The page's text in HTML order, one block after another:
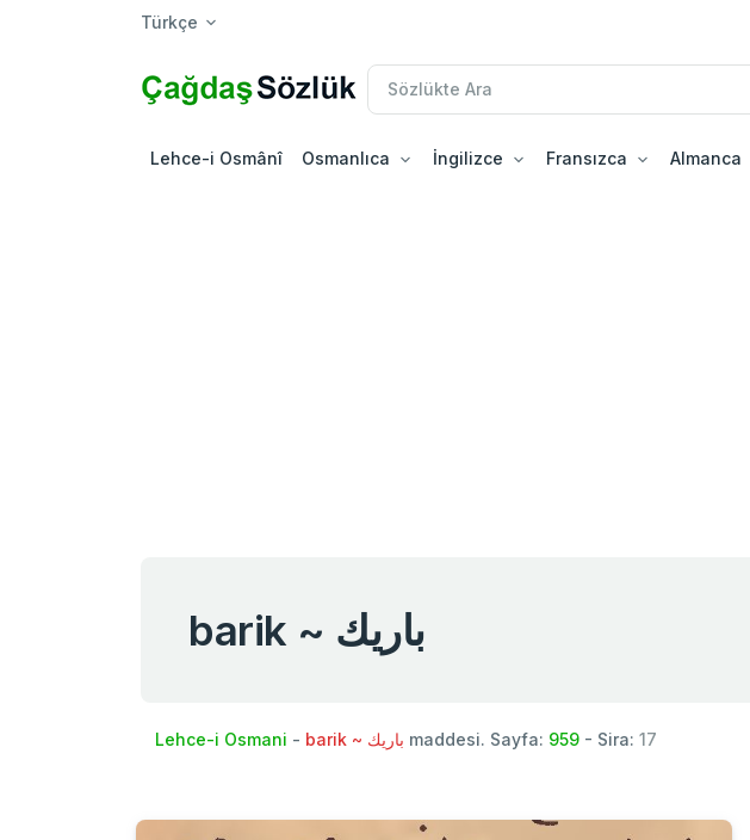
Türkçe
Lehce-i Osmânî Osmanlıca İngilizce Fransızca Almanca
barik ~ باريك
Lehce-i Osmani - barik ~ باريك maddesi. Sayfa: 959 - Sira: 17